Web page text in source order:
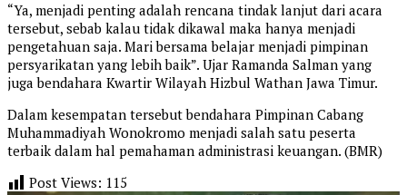
“Ya, menjadi penting adalah rencana tindak lanjut dari acara
tersebut, sebab kalau tidak dikawal maka hanya menjadi
pengetahuan saja. Mari bersama belajar menjadi pimpinan
persyarikatan yang lebih baik”. Ujar Ramanda Salman yang
juga bendahara Kwartir Wilayah Hizbul Wathan Jawa Timur.
Dalam kesempatan tersebut bendahara Pimpinan Cabang
Muhammadiyah Wonokromo menjadi salah satu peserta
terbaik dalam hal pemahaman administrasi keuangan. (BMR)
Post Views: 115